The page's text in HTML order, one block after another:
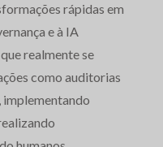
rápidas em
e à IA
realmente se
como auditorias